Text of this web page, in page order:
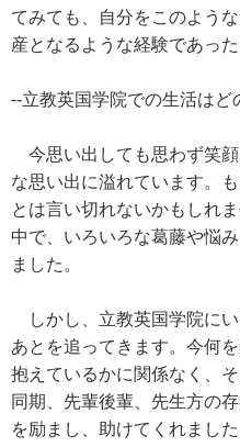
てみても、自分をこのよう
産となるような経験であっ
--立教英国学院での生活はど
今思い出しても思わず笑
な思い出に溢れています。
とは言い切れないかもしれ
中で、いろいろな葛藤や悩
ました。
しかし、立教英国学院に
あとを追ってきます。今何
抱えているかに関係なく、
同期、先輩後輩、先生方の
を励まし、助けてくれました